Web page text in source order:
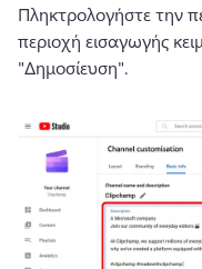
Πληκτρολογήστε την
περιοχή εισαγωγής
"Δημοσίευση".